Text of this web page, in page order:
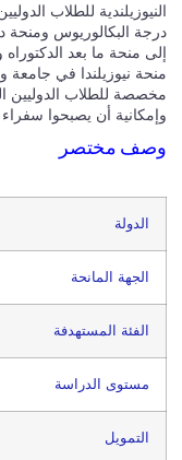
درجة البكالوريوس ومنحة
إلى منحة ما بعد
منحة نيوزيلندا في جامعة
مخصصة للطلاب الدوليين
وإمكانية أن يصبحوا سفراء
وصف مختصر
الدولة
الجهة المانحة
الفئة المستهدفة
مستوى الدراسة
التمويل